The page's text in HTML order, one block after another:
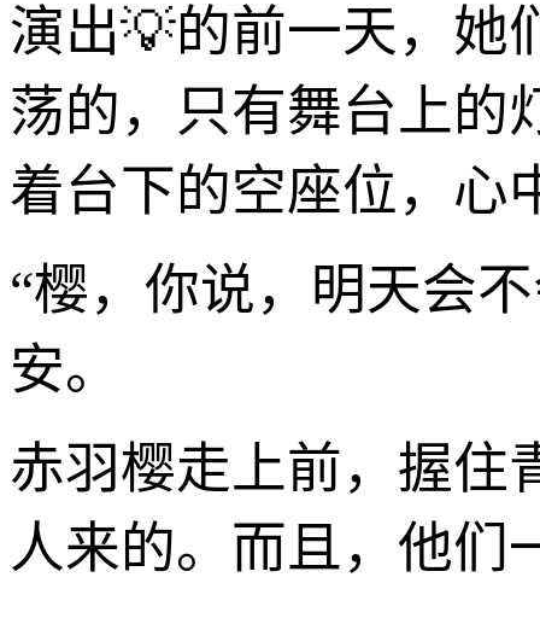
演出💡的前一天，她
荡的，只有舞台上的
着台下的空座位，心
“樱，你说，明天会
安。
赤羽樱走上前，握住
人来的。而且，他们